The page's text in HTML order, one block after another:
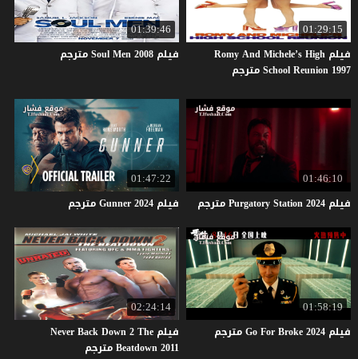
01:29:15
فيلم Romy And Michele’s High
School Reunion 1997 مترجم
01:39:46
فيلم SoulMen2008 مترجم
01:46:10
فيلم PurgatoryStation2024 مترجم
01:47:22
فيلم Gunner2024 مترجم
01:58:19
فيلم GoForBroke2024 مترجم
02:24:14
فيلم Never Back Down 2 The
Beatdown 2011 مترجم